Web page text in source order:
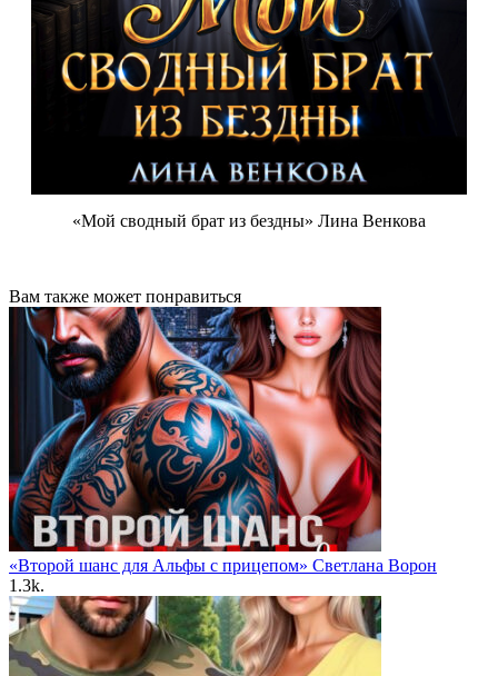
«Мой сводный брат из бездны» Лина Венкова
Вам также может понравиться
«Второй шанс для Альфы с прицепом» Светлана Ворон
1.3k.